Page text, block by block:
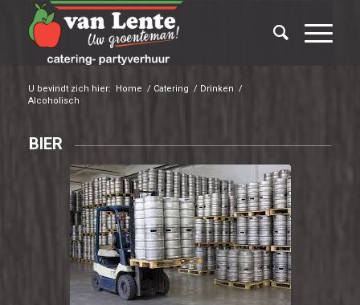
U bevindt zich hier: Home / Catering / Drinken /
Alcoholisch
BIER